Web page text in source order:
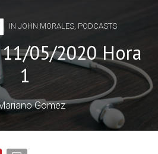
IN JOHN MORALES, PODCASTS
05/2020 Hora
1
Gomez